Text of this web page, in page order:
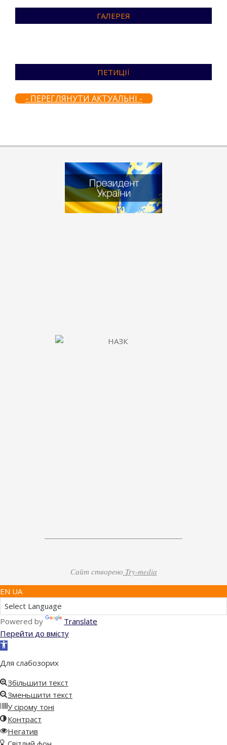
ГАЛЕРЕЯ
ПЕТИЦІЇ
- ПЕРЕГЛЯНУТИ АКТУАЛЬНІ -
Сайт створено Try-media
EN UA
Powered by
Translate
Перейти до вмісту
Відкрити
інструментів
Для слабозорих
Збільшити текст
Зменьшити текст
У сірому тоні
Контраст
Негатив